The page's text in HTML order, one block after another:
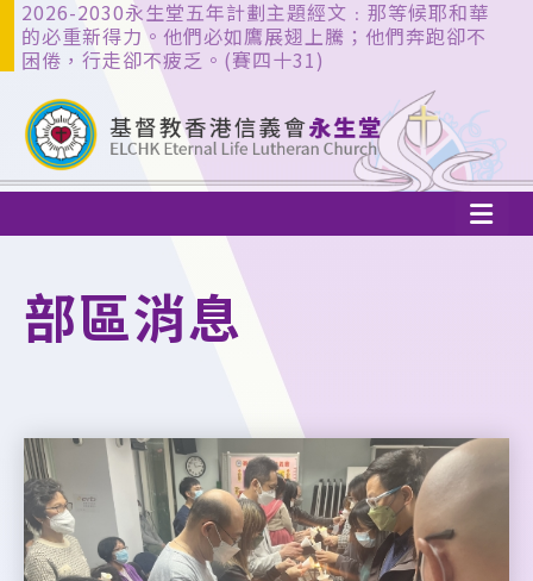
2026-2030永生堂五年計劃主題經文﹕那等候耶和華
的必重新得力。他們必如鷹展翅上騰；他們奔跑卻不
困倦，行走卻不疲乏。(賽四十31)
部區消息